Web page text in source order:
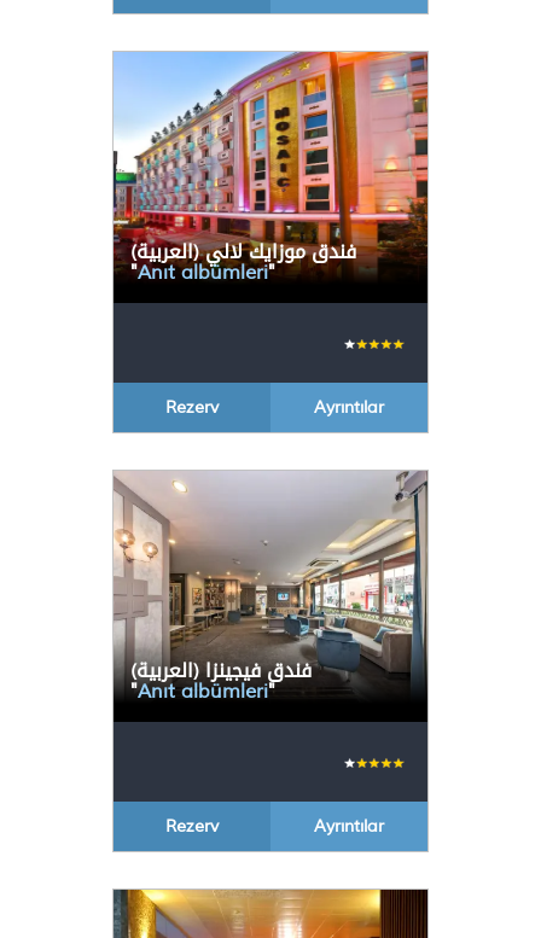
(العربية) فندق موزايك لالي
"Anıt albümleri"
Rezerv Ayrıntılar
(العربية) فندق فيجينزا
"Anıt albümleri"
Rezerv Ayrıntılar